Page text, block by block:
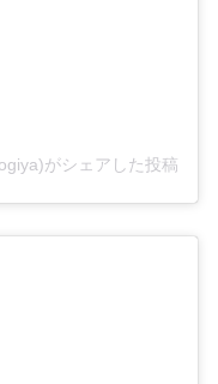
がシェアした投稿